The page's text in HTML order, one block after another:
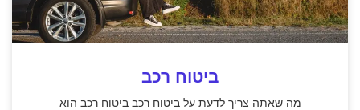
ביטוח רכב
מה שאתה צריך לדעת על ביטוח רכב ביטוח רכב הוא